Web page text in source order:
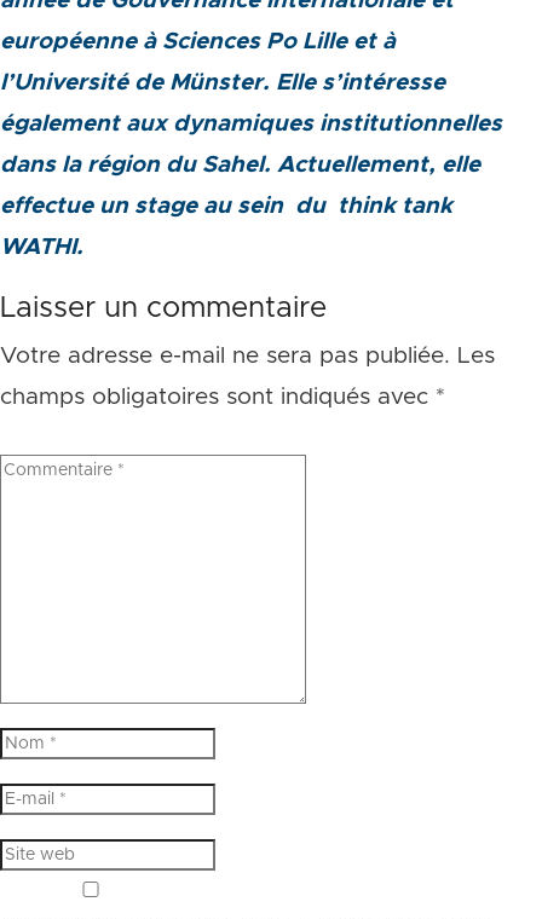
européenne à Sciences Po Lille et à
l’Université de Münster. Elle s’intéresse
également aux dynamiques institutionnelles
dans la région du Sahel. Actuellement, elle
effectue un stage au sein du think tank
WATHI.
Laisser un commentaire
Votre adresse e-mail ne sera pas publiée. Les
champs obligatoires sont indiqués avec *